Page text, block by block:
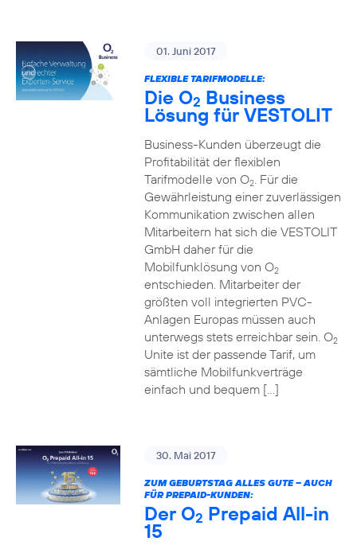
01. Juni 2017
FLEXIBLE TARIFMODELLE:
Die O2 Business
Lösung für VESTOLIT
Business-Kunden überzeugt die
Profitabilität der flexiblen
Tarifmodelle von O2. Für die
Gewährleistung einer zuverlässigen
Kommunikation zwischen allen
Mitarbeitern hat sich die VESTOLIT
GmbH daher für die
Mobilfunklösung von O2
entschieden. Mitarbeiter der
größten voll integrierten PVC-
Anlagen Europas müssen auch
unterwegs stets erreichbar sein. O2
Unite ist der passende Tarif, um
sämtliche Mobilfunkverträge
einfach und bequem […]
30. Mai 2017
ZUM GEBURTSTAG ALLES GUTE – AUCH
FÜR PREPAID-KUNDEN:
Der O2 Prepaid All-in
15